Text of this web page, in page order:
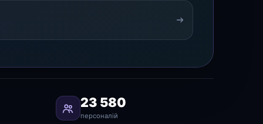
23 580
персоналій